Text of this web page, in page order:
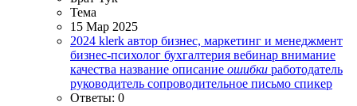
Тема
15 Мар 2025
2024 klerk автор бизнес, маркетинг и менеджмент
бизнес-психолог бухгалтерия вебинар внимание
качества название описание ошибки работодатель
руководитель сопроводительное письмо спикер
Ответы: 0